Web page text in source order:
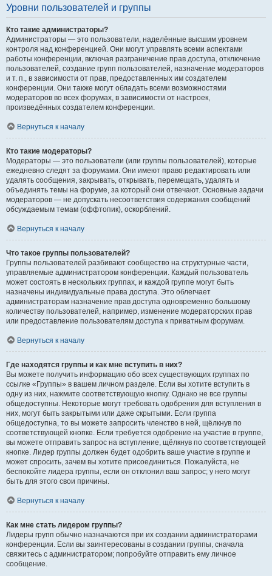
Уровни пользователей и группы
Кто такие администраторы?
Администраторы — это пользователи, наделённые высшим уровнем
контроля над конференцией. Они могут управлять всеми аспектами
работы конференции, включая разграничение прав доступа, отключение
пользователей, создание групп пользователей, назначение модераторов
и т. п., в зависимости от прав, предоставленных им создателем
конференции. Они также могут обладать всеми возможностями
модераторов во всех форумах, в зависимости от настроек,
произведённых создателем конференции.
Вернуться к началу
Кто такие модераторы?
Модераторы — это пользователи (или группы пользователей), которые
ежедневно следят за форумами. Они имеют право редактировать или
удалять сообщения, закрывать, открывать, перемещать, удалять и
объединять темы на форуме, за который они отвечают. Основные задачи
модераторов — не допускать несоответствия содержания сообщений
обсуждаемым темам (оффтопик), оскорблений.
Вернуться к началу
Что такое группы пользователей?
Группы пользователей разбивают сообщество на структурные части,
управляемые администратором конференции. Каждый пользователь
может состоять в нескольких группах, и каждой группе могут быть
назначены индивидуальные права доступа. Это облегчает
администраторам назначение прав доступа одновременно большому
количеству пользователей, например, изменение модераторских прав
или предоставление пользователям доступа к приватным форумам.
Вернуться к началу
Где находятся группы и как мне вступить в них?
Вы можете получить информацию обо всех существующих группах по
ссылке «Группы» в вашем личном разделе. Если вы хотите вступить в
одну из них, нажмите соответствующую кнопку. Однако не все группы
общедоступны. Некоторые могут требовать одобрения для вступления в
них, могут быть закрытыми или даже скрытыми. Если группа
общедоступна, то вы можете запросить членство в ней, щёлкнув по
соответствующей кнопке. Если требуется одобрение на участие в группе,
вы можете отправить запрос на вступление, щёлкнув по соответствующей
кнопке. Лидер группы должен будет одобрить ваше участие в группе и
может спросить, зачем вы хотите присоединиться. Пожалуйста, не
беспокойте лидера группы, если он отклонил ваш запрос; у него могут
быть для этого свои причины.
Вернуться к началу
Как мне стать лидером группы?
Лидеры групп обычно назначаются при их создании администраторами
конференции. Если вы заинтересованы в создании группы, сначала
свяжитесь с администратором; попробуйте отправить ему личное
сообщение.